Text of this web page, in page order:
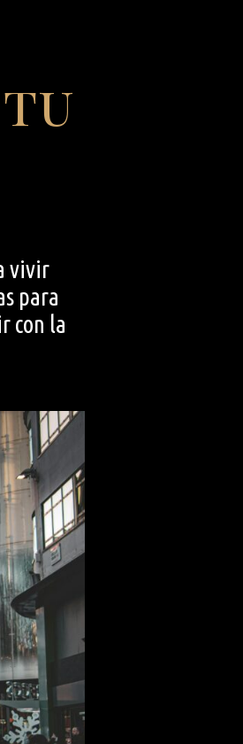
tu
vivir
para
con la